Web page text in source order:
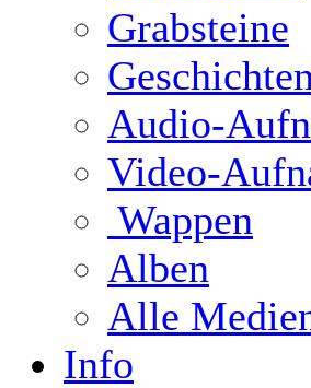
Grabsteine
Geschichten
Audio-
Video-
Wappen
Alben
Alle
Info